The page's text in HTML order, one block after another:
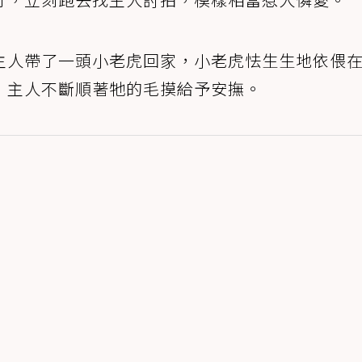
人帶了一頭小老虎回家，小老虎怯生生地依偎
人不斷順著牠的毛摸給予安撫。